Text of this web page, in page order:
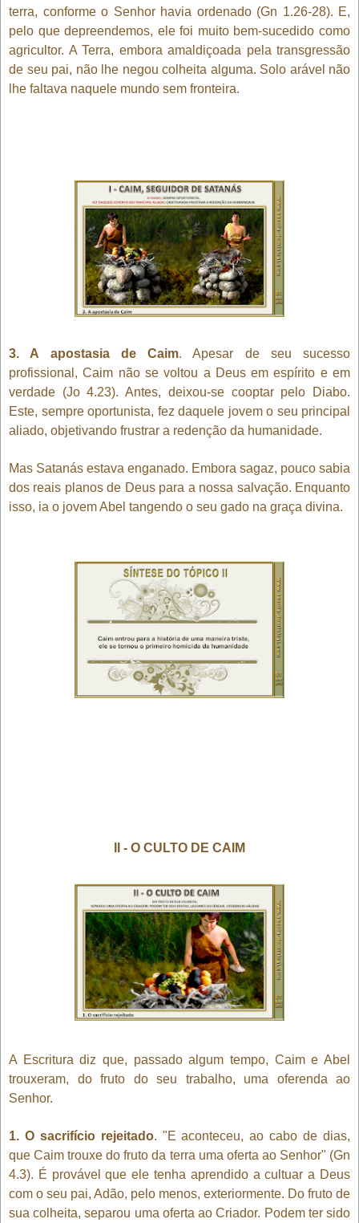
terra, conforme o Senhor havia ordenado (Gn 1.26-28). E,
pelo que depreendemos, ele foi muito bem-sucedido como
agricultor. A Terra, embora amaldiçoada pela transgressão
de seu pai, não lhe negou colheita alguma. Solo arável não
lhe faltava naquele mundo sem fronteira.
3. A apostasia de Caim. Apesar de seu sucesso
profissional, Caim não se voltou a Deus em espírito e em
verdade (Jo 4.23). Antes, deixou-se cooptar pelo Diabo.
Este, sempre oportunista, fez daquele jovem o seu principal
aliado, objetivando frustrar a redenção da humanidade.
Mas Satanás estava enganado. Embora sagaz, pouco sabia
dos reais planos de Deus para a nossa salvação. Enquanto
isso, ia o jovem Abel tangendo o seu gado na graça divina.
II - O CULTO DE CAIM
A Escritura diz que, passado algum tempo, Caim e Abel
trouxeram, do fruto do seu trabalho, uma oferenda ao
Senhor.
1. O sacrifício rejeitado. "E aconteceu, ao cabo de dias,
que Caim trouxe do fruto da terra uma oferta ao Senhor" (Gn
4.3). É provável que ele tenha aprendido a cultuar a Deus
com o seu pai, Adão, pelo menos, exteriormente. Do fruto de
sua colheita, separou uma oferta ao Criador. Podem ter sido